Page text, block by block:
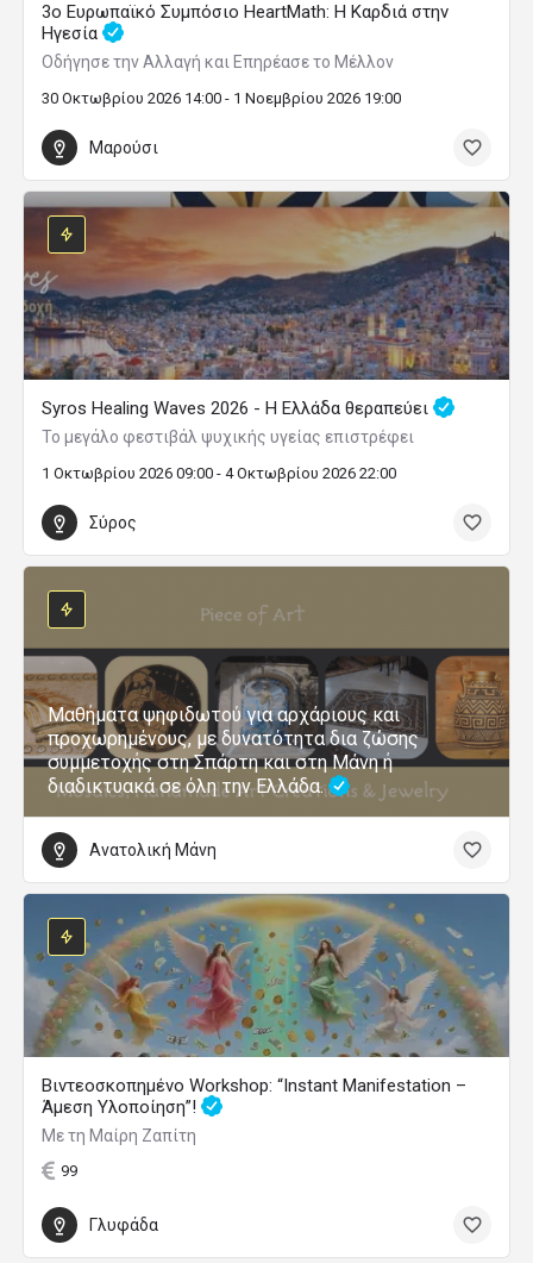
3ο Ευρωπαϊκό Συμπόσιο HeartMath: Η Καρδιά στην
Ηγεσία
Οδήγησε την Αλλαγή και Επηρέασε το Μέλλον
30 Οκτωβρίου 2026 14:00 - 1 Νοεμβρίου 2026 19:00
Μαρούσι
Syros Healing Waves 2026 - Η Ελλάδα θεραπεύει
Το μεγάλο φεστιβάλ ψυχικής υγείας επιστρέφει
1 Οκτωβρίου 2026 09:00 - 4 Οκτωβρίου 2026 22:00
Σύρος
Μαθήματα ψηφιδωτού για αρχάριους και
προχωρημένους, με δυνατότητα δια ζώσης
συμμετοχής στη Σπάρτη και στη Μάνη ή
διαδικτυακά σε όλη την Ελλάδα.
Ανατολική Μάνη
Βιντεοσκοπημένο Workshop: “Instant Manifestation –
Άμεση Υλοποίηση”!
Με τη Μαίρη Ζαπίτη
99
Γλυφάδα